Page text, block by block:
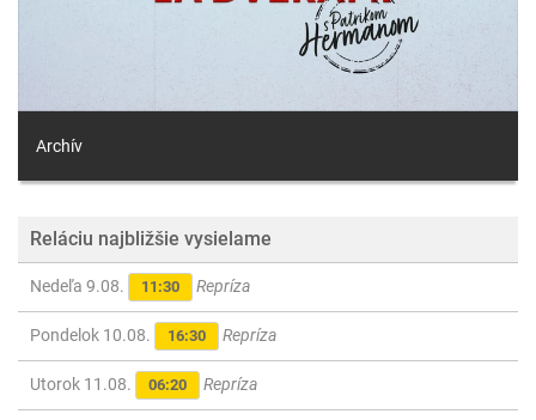
Archív
Reláciu najbližšie vysielame
Nedeľa 9.08. 11:30 Repríza
Pondelok 10.08. 16:30 Repríza
Utorok 11.08. 06:20 Repríza